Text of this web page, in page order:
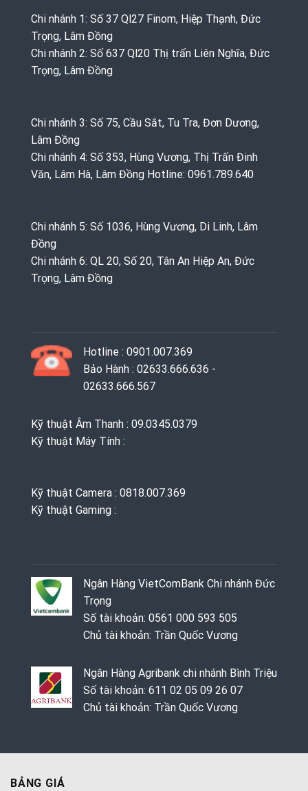
Chi nhánh 1: Số 37 Ql27 Finom, Hiệp Thạnh, Đức
Trọng, Lâm Đồng
Chi nhánh 2: Số 637 Ql20 Thị trấn Liên Nghĩa, Đức
Trọng, Lâm Đồng
Chi nhánh 3: Số 75, Cầu Sắt, Tu Tra, Đơn Dương,
Lâm Đồng
Chi nhánh 4: Số 353, Hùng Vương, Thị Trấn Đinh
Văn, Lâm Hà, Lâm Đồng Hotline: 0961.789.640
Chi nhánh 5: Số 1036, Hùng Vương, Di Linh, Lâm
Đồng
Chi nhánh 6: QL 20, Số 20, Tân An Hiệp An, Đức
Trọng, Lâm Đồng
Hotline : 0901.007.369
Bảo Hành : 02633.666.636 -
02633.666.567
Kỹ thuật Âm Thanh : 09.0345.0379
Kỹ thuật Máy Tính :
Kỹ thuật Camera : 0818.007.369
Kỹ thuật Gaming ‭: ‬
Ngân Hàng VietComBank Chi nhánh Đức
Trọng
Số tài khoản: 0561 000 593 505
Chủ tài khoản: Trần Quốc Vương
Ngân Hàng Agribank chi nhánh Bình Triệu
Số tài khoản: 611 02 05 09 26 07
Chủ tài khoản: Trần Quốc Vương
BẢNG GIÁ